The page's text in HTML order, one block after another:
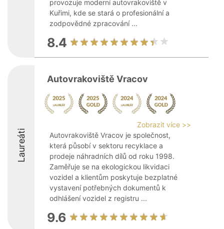
provozuje moderní autovrakoviště v
Kuřimi, kde se stará o profesionální a
zodpovědné zpracování ...
8.4
Laureáti
Autovrakoviště Vracov
Zobrazit více >>
Autovrakoviště Vracov je společnost,
která působí v sektoru recyklace a
prodeje náhradních dílů od roku 1998.
Zaměřuje se na ekologickou likvidaci
vozidel a klientům poskytuje bezplatné
vystavení potřebných dokumentů k
odhlášení vozidel z registru ...
9.6